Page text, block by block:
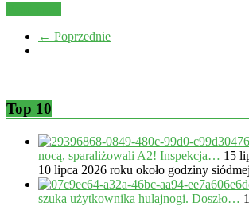
← Poprzednie
Top 10
nocą, sparaliżowali A2! Inspekcja… 15
10 lipca 2026 roku około godziny
szuka użytkownika hulajnogi. Doszło…